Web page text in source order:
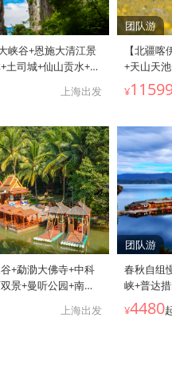
峡谷+恩施大清江景
土司城+仙山贡水+女
4晚跟团游 ● 升级3
评四钻酒店丨已含
上海出发
团队游
【北疆
+天山天
界魔鬼城
拉提+巴
提+1晚禾
大景观公
¥
+勐泐大佛寺+中科
景+曼听公园+南糯
闲度假 ● 2成人起发
团 全程网评4钻酒店
上海出发
团队游
春秋自组
峡+普达
+云杉坪
古道+大
¥4480